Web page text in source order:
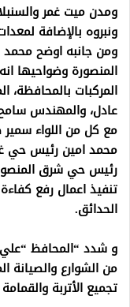
ومدن ميت غمر
ونبروه بالإضافة
ومن جانبه اوضح
المنصورة وضواحيها
المركبات
عادل، والمهندس
مع كل من اللواء
محمد امين رئيس حي
رئيس حي شرق
تنفيذ اعمال رفع
الحدائق.
و شدد “المحافظ “علي
من الشوارع والصيانة
تجميع الأتربة